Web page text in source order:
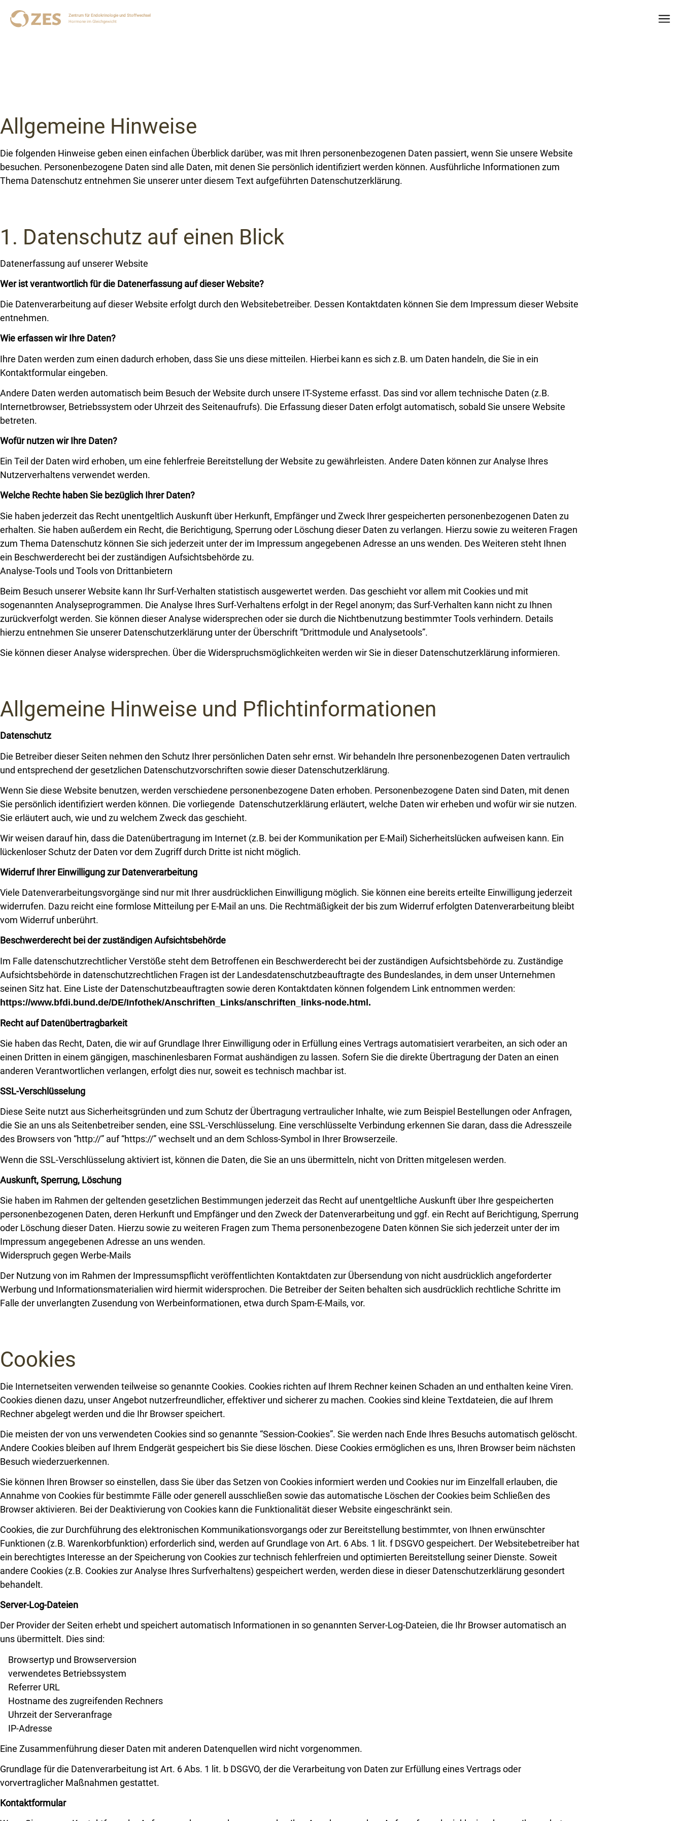
Zentrum für Endokrinologie und Stoffwechsel
Hormone im Gleichgewicht
Allgemeine Hinweise
Die folgenden Hinweise geben einen einfachen Überblick darüber, was mit Ihren personenbezogenen Daten passiert, wenn Sie unsere Website
besuchen. Personenbezogene Daten sind alle Daten, mit denen Sie persönlich identifiziert werden können. Ausführliche Informationen zum
Thema Datenschutz entnehmen Sie unserer unter diesem Text aufgeführten Datenschutzerklärung.
1. Datenschutz auf einen Blick
Datenerfassung auf unserer Website
Wer ist verantwortlich für die Datenerfassung auf dieser Website?
Die Datenverarbeitung auf dieser Website erfolgt durch den Websitebetreiber. Dessen Kontaktdaten können Sie dem Impressum dieser Website
entnehmen.
Wie erfassen wir Ihre Daten?
Ihre Daten werden zum einen dadurch erhoben, dass Sie uns diese mitteilen. Hierbei kann es sich z.B. um Daten handeln, die Sie in ein
Kontaktformular eingeben.
Andere Daten werden automatisch beim Besuch der Website durch unsere IT-Systeme erfasst. Das sind vor allem technische Daten (z.B.
Internetbrowser, Betriebssystem oder Uhrzeit des Seitenaufrufs). Die Erfassung dieser Daten erfolgt automatisch, sobald Sie unsere Website
betreten.
Wofür nutzen wir Ihre Daten?
Ein Teil der Daten wird erhoben, um eine fehlerfreie Bereitstellung der Website zu gewährleisten. Andere Daten können zur Analyse Ihres
Nutzerverhaltens verwendet werden.
Welche Rechte haben Sie bezüglich Ihrer Daten?
Sie haben jederzeit das Recht unentgeltlich Auskunft über Herkunft, Empfänger und Zweck Ihrer gespeicherten personenbezogenen Daten zu
erhalten. Sie haben außerdem ein Recht, die Berichtigung, Sperrung oder Löschung dieser Daten zu verlangen. Hierzu sowie zu weiteren Fragen
zum Thema Datenschutz können Sie sich jederzeit unter der im Impressum angegebenen Adresse an uns wenden. Des Weiteren steht Ihnen
ein Beschwerderecht bei der zuständigen Aufsichtsbehörde zu.
Analyse-Tools und Tools von Drittanbietern
Beim Besuch unserer Website kann Ihr Surf-Verhalten statistisch ausgewertet werden. Das geschieht vor allem mit Cookies und mit
sogenannten Analyseprogrammen. Die Analyse Ihres Surf-Verhaltens erfolgt in der Regel anonym; das Surf-Verhalten kann nicht zu Ihnen
zurückverfolgt werden. Sie können dieser Analyse widersprechen oder sie durch die Nichtbenutzung bestimmter Tools verhindern. Details
hierzu entnehmen Sie unserer Datenschutzerklärung unter der Überschrift “Drittmodule und Analysetools”.
Sie können dieser Analyse widersprechen. Über die Widerspruchsmöglichkeiten werden wir Sie in dieser Datenschutzerklärung informieren.
Allgemeine Hinweise und Pflichtinformationen
Datenschutz
Die Betreiber dieser Seiten nehmen den Schutz Ihrer persönlichen Daten sehr ernst. Wir behandeln Ihre personenbezogenen Daten vertraulich
und entsprechend der gesetzlichen Datenschutzvorschriften sowie dieser Datenschutzerklärung.
Wenn Sie diese Website benutzen, werden verschiedene personenbezogene Daten erhoben. Personenbezogene Daten sind Daten, mit denen
Sie persönlich identifiziert werden können. Die vorliegende Datenschutzerklärung erläutert, welche Daten wir erheben und wofür wir sie nutzen.
Sie erläutert auch, wie und zu welchem Zweck das geschieht.
Wir weisen darauf hin, dass die Datenübertragung im Internet (z.B. bei der Kommunikation per E-Mail) Sicherheitslücken aufweisen kann. Ein
lückenloser Schutz der Daten vor dem Zugriff durch Dritte ist nicht möglich.
Widerruf Ihrer Einwilligung zur Datenverarbeitung
Viele Datenverarbeitungsvorgänge sind nur mit Ihrer ausdrücklichen Einwilligung möglich. Sie können eine bereits erteilte Einwilligung jederzeit
widerrufen. Dazu reicht eine formlose Mitteilung per E-Mail an uns. Die Rechtmäßigkeit der bis zum Widerruf erfolgten Datenverarbeitung bleibt
vom Widerruf unberührt.
Beschwerderecht bei der zuständigen Aufsichtsbehörde
Im Falle datenschutzrechtlicher Verstöße steht dem Betroffenen ein Beschwerderecht bei der zuständigen Aufsichtsbehörde zu. Zuständige
Aufsichtsbehörde in datenschutzrechtlichen Fragen ist der Landesdatenschutzbeauftragte des Bundeslandes, in dem unser Unternehmen
seinen Sitz hat. Eine Liste der Datenschutzbeauftragten sowie deren Kontaktdaten können folgendem Link entnommen werden:
https://www.bfdi.bund.de/DE/Infothek/Anschriften_Links/anschriften_links-node.html.
Recht auf Datenübertragbarkeit
Sie haben das Recht, Daten, die wir auf Grundlage Ihrer Einwilligung oder in Erfüllung eines Vertrags automatisiert verarbeiten, an sich oder an
einen Dritten in einem gängigen, maschinenlesbaren Format aushändigen zu lassen. Sofern Sie die direkte Übertragung der Daten an einen
anderen Verantwortlichen verlangen, erfolgt dies nur, soweit es technisch machbar ist.
SSL-Verschlüsselung
Diese Seite nutzt aus Sicherheitsgründen und zum Schutz der Übertragung vertraulicher Inhalte, wie zum Beispiel Bestellungen oder Anfragen,
die Sie an uns als Seitenbetreiber senden, eine SSL-Verschlüsselung. Eine verschlüsselte Verbindung erkennen Sie daran, dass die Adresszeile
des Browsers von “http://” auf “https://” wechselt und an dem Schloss-Symbol in Ihrer Browserzeile.
Wenn die SSL-Verschlüsselung aktiviert ist, können die Daten, die Sie an uns übermitteln, nicht von Dritten mitgelesen werden.
Auskunft, Sperrung, Löschung
Sie haben im Rahmen der geltenden gesetzlichen Bestimmungen jederzeit das Recht auf unentgeltliche Auskunft über Ihre gespeicherten
personenbezogenen Daten, deren Herkunft und Empfänger und den Zweck der Datenverarbeitung und ggf. ein Recht auf Berichtigung, Sperrung
oder Löschung dieser Daten. Hierzu sowie zu weiteren Fragen zum Thema personenbezogene Daten können Sie sich jederzeit unter der im
Impressum angegebenen Adresse an uns wenden.
Widerspruch gegen Werbe-Mails
Der Nutzung von im Rahmen der Impressumspflicht veröffentlichten Kontaktdaten zur Übersendung von nicht ausdrücklich angeforderter
Werbung und Informationsmaterialien wird hiermit widersprochen. Die Betreiber der Seiten behalten sich ausdrücklich rechtliche Schritte im
Falle der unverlangten Zusendung von Werbeinformationen, etwa durch Spam-E-Mails, vor.
Cookies
Die Internetseiten verwenden teilweise so genannte Cookies. Cookies richten auf Ihrem Rechner keinen Schaden an und enthalten keine Viren.
Cookies dienen dazu, unser Angebot nutzerfreundlicher, effektiver und sicherer zu machen. Cookies sind kleine Textdateien, die auf Ihrem
Rechner abgelegt werden und die Ihr Browser speichert.
Die meisten der von uns verwendeten Cookies sind so genannte “Session-Cookies”. Sie werden nach Ende Ihres Besuchs automatisch gelöscht.
Andere Cookies bleiben auf Ihrem Endgerät gespeichert bis Sie diese löschen. Diese Cookies ermöglichen es uns, Ihren Browser beim nächsten
Besuch wiederzuerkennen.
Sie können Ihren Browser so einstellen, dass Sie über das Setzen von Cookies informiert werden und Cookies nur im Einzelfall erlauben, die
Annahme von Cookies für bestimmte Fälle oder generell ausschließen sowie das automatische Löschen der Cookies beim Schließen des
Browser aktivieren. Bei der Deaktivierung von Cookies kann die Funktionalität dieser Website eingeschränkt sein.
Cookies, die zur Durchführung des elektronischen Kommunikationsvorgangs oder zur Bereitstellung bestimmter, von Ihnen erwünschter
Funktionen (z.B. Warenkorbfunktion) erforderlich sind, werden auf Grundlage von Art. 6 Abs. 1 lit. f DSGVO gespeichert. Der Websitebetreiber hat
ein berechtigtes Interesse an der Speicherung von Cookies zur technisch fehlerfreien und optimierten Bereitstellung seiner Dienste. Soweit
andere Cookies (z.B. Cookies zur Analyse Ihres Surfverhaltens) gespeichert werden, werden diese in dieser Datenschutzerklärung gesondert
behandelt.
Server-Log-Dateien
Der Provider der Seiten erhebt und speichert automatisch Informationen in so genannten Server-Log-Dateien, die Ihr Browser automatisch an
uns übermittelt. Dies sind:
Browsertyp und Browserversion
verwendetes Betriebssystem
Referrer URL
Hostname des zugreifenden Rechners
Uhrzeit der Serveranfrage
IP-Adresse
Eine Zusammenführung dieser Daten mit anderen Datenquellen wird nicht vorgenommen.
Grundlage für die Datenverarbeitung ist Art. 6 Abs. 1 lit. b DSGVO, der die Verarbeitung von Daten zur Erfüllung eines Vertrags oder
vorvertraglicher Maßnahmen gestattet.
Kontaktformular